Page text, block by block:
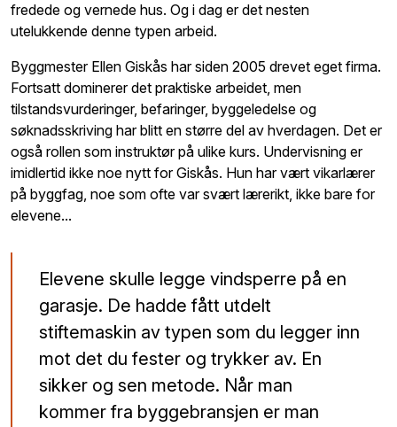
fredede og vernede hus. Og i dag er det nesten
utelukkende denne typen arbeid.
Byggmester Ellen Giskås har siden 2005 drevet eget firma.
Fortsatt dominerer det praktiske arbeidet, men
tilstandsvurderinger, befaringer, byggeledelse og
søknadsskriving har blitt en større del av hverdagen. Det er
også rollen som instruktør på ulike kurs. Undervisning er
imidlertid ikke noe nytt for Giskås. Hun har vært vikarlærer
på byggfag, noe som ofte var svært lærerikt, ikke bare for
elevene...
Elevene skulle legge vindsperre på en
garasje. De hadde fått utdelt
stiftemaskin av typen som du legger inn
mot det du fester og trykker av. En
sikker og sen metode. Når man
kommer fra byggebransjen er man